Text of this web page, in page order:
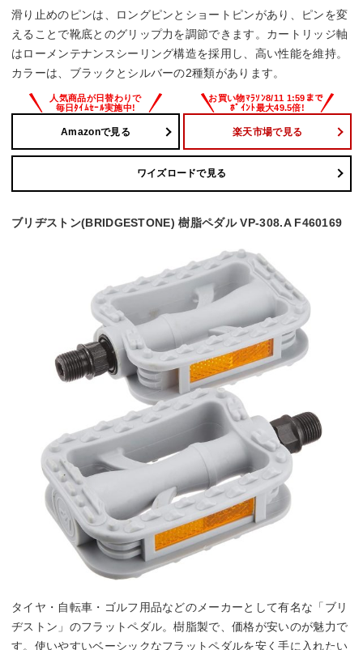
滑り止めのピンは、ロングピンとショートピンがあり、ピンを変
えることで靴底とのグリップ力を調節できます。カートリッジ軸
はローメンテナンスシーリング構造を採用し、高い性能を維持。
カラーは、ブラックとシルバーの2種類があります。
Amazonで見る 楽天市場で見る
ワイズロードで見る
ブリヂストン(BRIDGESTONE) 樹脂ペダル VP-308.A F460169
タイヤ・自転車・ゴルフ用品などのメーカーとして有名な「ブリ
ヂストン」のフラットペダル。樹脂製で、価格が安いのが魅力で
す。使いやすいベーシックなフラットペダルを安く手に入れたい